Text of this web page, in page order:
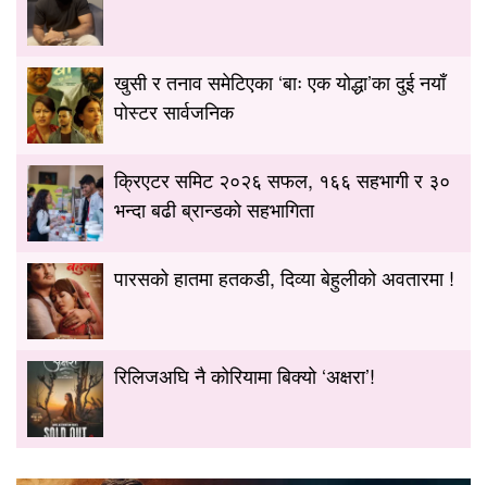
खुसी र तनाव समेटिएका ‘बाः एक योद्धा’का दुई नयाँ
पोस्टर सार्वजनिक
क्रिएटर समिट २०२६ सफल, १६६ सहभागी र ३०
भन्दा बढी ब्रान्डको सहभागिता
पारसको हातमा हतकडी, दिव्या बेहुलीको अवतारमा !
रिलिजअघि नै कोरियामा बिक्यो ‘अक्षरा’!